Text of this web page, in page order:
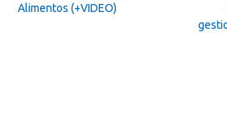
Alimentos (+VIDEO)